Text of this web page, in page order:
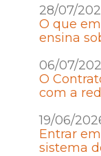
28/07/
O que
ensina
06/07/
O
com a
19/06/
Entrar
sistema